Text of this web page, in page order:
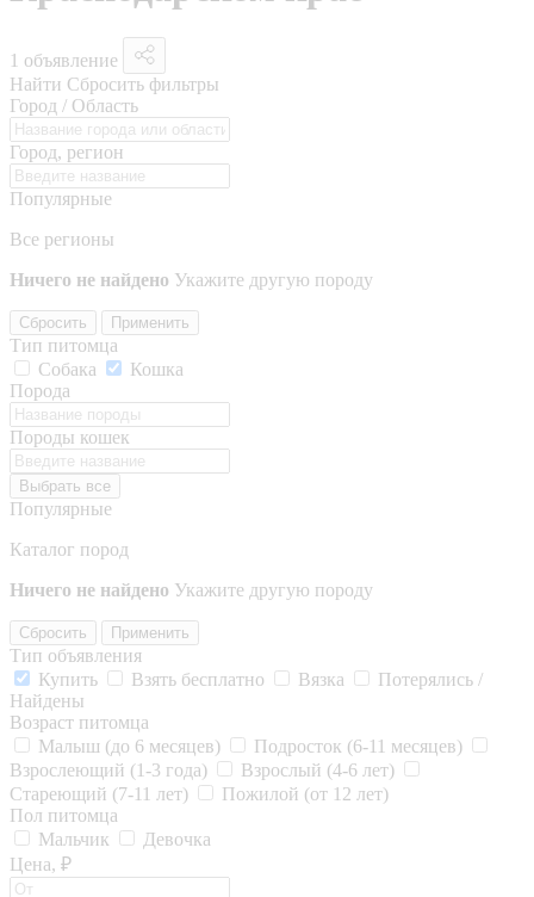
1 объявление
Найти Сбросить фильтры
Город / Область
Город, регион
Популярные
Все регионы
Ничего не найдено Укажите другую породу
Сбросить Применить
Тип питомца
Собака
Кошка
Порода
Породы кошек
Выбрать все
Популярные
Каталог пород
Ничего не найдено Укажите другую породу
Сбросить Применить
Тип объявления
Купить
Взять бесплатно Вязка
Потерялись /
Найдены
Возраст питомца
Малыш (до 6 месяцев)
Подросток (6-11 месяцев)
Взрослеющий (1-3 года)
Взрослый (4-6 лет)
Стареющий (7-11 лет)
Пожилой (от 12 лет)
Пол питомца
Мальчик
Девочка
Цена, ₽